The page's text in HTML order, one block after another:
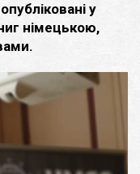
у
німецькою,